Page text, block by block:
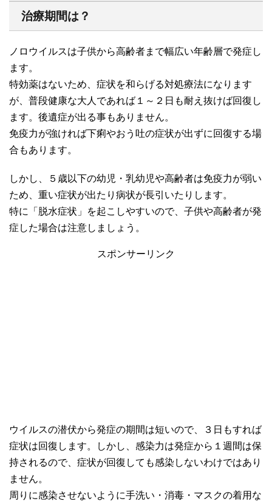
治療期間は？
ノロウイルスは子供から高齢者まで幅広い年齢層で発症し
ます。
特効薬はないため、症状を和らげる対処療法になります
が、普段健康な大人であれば１～２日も耐え抜けば回復し
ます。後遺症が出る事もありません。
免疫力が強ければ下痢やおう吐の症状が出ずに回復する場
合もあります。
しかし、５歳以下の幼児・乳幼児や高齢者は免疫力が弱い
ため、重い症状が出たり病状が長引いたりします。
特に「脱水症状」を起こしやすいので、子供や高齢者が発
症した場合は注意しましょう。
スポンサーリンク
ウイルスの潜伏から発症の期間は短いので、３日もすれば
症状は回復します。しかし、感染力は発症から１週間は保
持されるので、症状が回復しても感染しないわけではあり
ません。
周りに感染させないように手洗い・消毒・マスクの着用な